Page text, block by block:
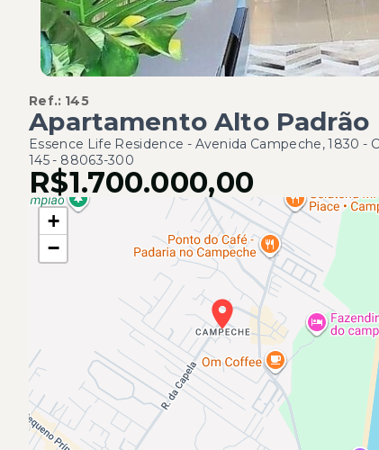
Ref.: 145
Apartamento Alto Padrão
Essence Life Residence - Avenida Campeche, 1830 -
145- 88063-300
R$1.700.000,00
+
−